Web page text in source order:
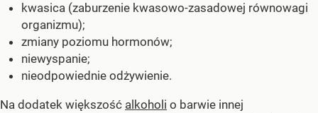
kwasica (zaburzenie kwasowo-zasadowej równowagi
organizmu);
zmiany poziomu hormonów;
niewyspanie;
nieodpowiednie odżywienie.
Na dodatek większość alkoholi o barwie innej